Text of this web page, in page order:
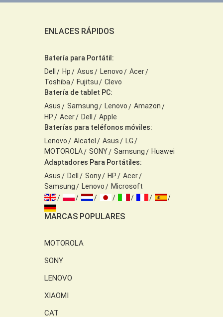
ENLACES RÁPIDOS
Batería para Portátil:
Dell
Hp Asus Lenovo
Acer
Toshiba
Fujitsu
Clevo
Batería de tablet PC:
Asus
Samsung Lenovo
Amazon
HP
Acer Dell
Apple
Baterías para teléfonos móviles:
Lenovo
Alcatel Asus
LG
MOTOROLA
SONY Samsung
Huawei
Adaptadores Para Portátiles:
Asus
Dell Sony HP
Acer
Samsung
Lenovo Microsoft
MARCAS POPULARES
MOTOROLA
SONY
LENOVO
XIAOMI
CAT